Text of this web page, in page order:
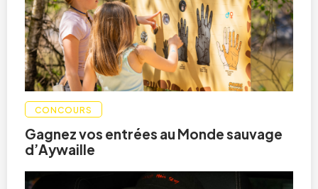
CONCOURS
Gagnez vos entrées au Monde sauvage
d’Aywaille